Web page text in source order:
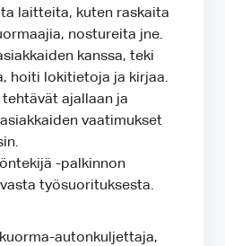
laitteita, kuten raskaita
nostureita jne.
kanssa, teki
hoiti lokitietoja ja kirjaa.
ajallaan ja
vaatimukset
-palkinnon
työsuorituksesta.
autonkuljettaja,